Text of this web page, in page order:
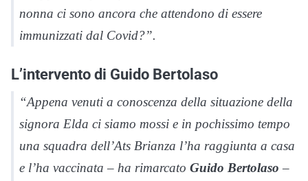
nonna ci sono ancora che attendono di essere
immunizzati dal Covid?”.
L’intervento di Guido Bertolaso
“Appena venuti a conoscenza della situazione della
signora Elda ci siamo mossi e in pochissimo tempo
una squadra dell’Ats Brianza l’ha raggiunta a casa
e l’ha vaccinata – ha rimarcato Guido Bertolaso –